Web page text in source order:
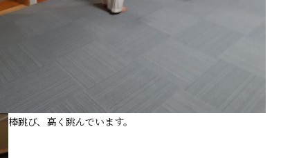
棒跳び、高く跳んでいます。